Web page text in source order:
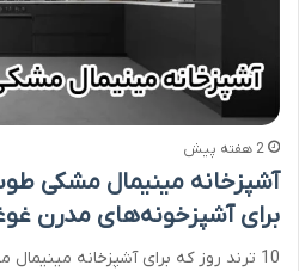
2 هفته پیش
برای آشپزخونه‌های مدرن
10 ترند روز که برای آشپزخانه